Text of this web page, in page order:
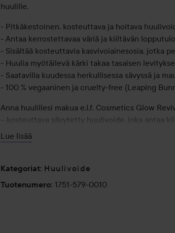
huulille.
- Pitkäkestoinen, kosteuttava ja hoitava
- Antaa kerrostettavaa väriä ja kiiltävän
- Sisältää kosteuttavia kasvivoiainesosia, jotka
- Huulia myötäilevä kärki takaa tasaisen
- Saatavilla kuudessa herkullisessa sävyssä ja
- 100 % vegaaninen ja cruelty-free (Leaping
Anna huulillesi makua e.l.f. Cosmetics Glow
– kosteuttava sävytetty huulivoide, joka antaa
hyaluronihappo kosteuttavat tehokkaasti ja
ja kiiltäviksi. Kerää kaikki kuusi sävyä ja makua.
Lue lisää
Kategoriat: Huulivoide
Tuotenumero: 1751-579-0010